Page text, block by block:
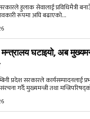
हुलाक सेवालाई प्रविधिमैत्री
रूपमा अघि बढाएको...
मन्त्रालय घटाइयो, अब
प्रदेश सरकारले कार्यसम्पादनलाई
गर्दै मुख्यमन्त्री तथा